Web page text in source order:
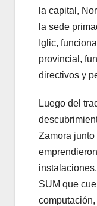
la capital,
la sede
Iglic,
provincial,
directivos y
Luego del
Zamora junto
SUM que